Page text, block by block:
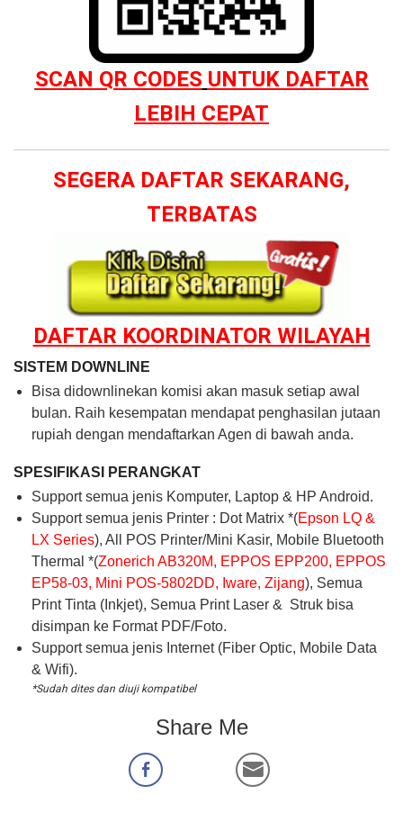
SCAN QR CODESUNTUK DAFTAR
LEBIH CEPAT
SEGERA DAFTAR SEKARANG,
TERBATAS
DAFTAR KOORDINATOR WILAYAH
SISTEM DOWNLINE
Bisa didownlinekan komisi akan masuk setiap awal
bulan. Raih kesempatan mendapat penghasilan jutaan
rupiah dengan mendaftarkan Agen di bawah anda.
SPESIFIKASI PERANGKAT
Support semua jenis Komputer, Laptop & HP Android.
Support semua jenis Printer : Dot Matrix *(Epson LQ &
LX Series), All POS Printer/Mini Kasir, Mobile Bluetooth
Thermal *(Zonerich AB320M, EPPOS EPP200, EPPOS
EP58-03, Mini POS-5802DD, Iware, Zijang), Semua
Print Tinta (Inkjet), Semua Print Laser & Struk bisa
disimpan ke Format PDF/Foto.
Support semua jenis Internet (Fiber Optic, Mobile Data
& Wifi).
*Sudah dites dan diuji kompatibel
Share Me